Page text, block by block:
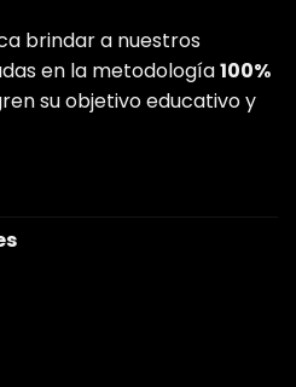
brindar a nuestros
en la metodología100%
su objetivo educativo y